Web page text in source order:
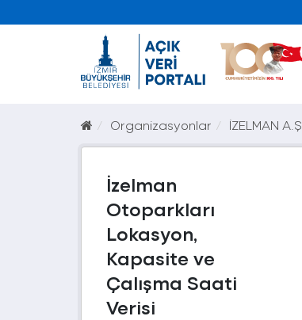
Organizasyonlar İZELMAN A.Ş.
İzelman
Otoparkları
Lokasyon,
Kapasite ve
Çalışma Saati
Verisi